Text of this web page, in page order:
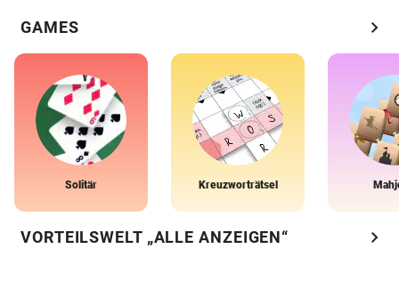
GAMES chevron_right
Solitär Kreuzworträtsel
VORTEILSWELT „ALLE ANZEIGEN“ chevron_right